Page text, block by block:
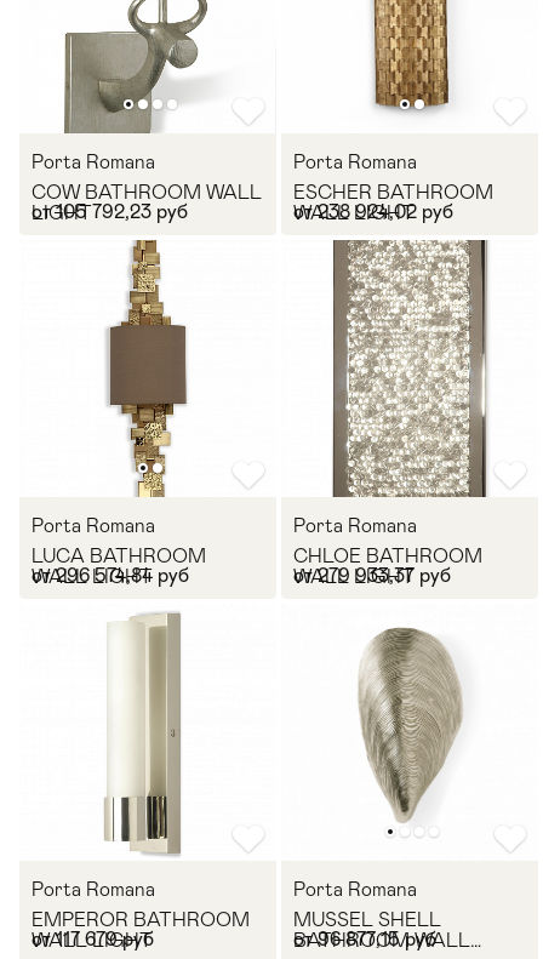
Porta Romana
COW BATHROOM WALL
LIGHT
от 105 792,23 руб
Porta Romana
ESCHER BATHROOM
WALL LIGHT
от 238 924,02 руб
Porta Romana
LUCA BATHROOM
WALL LIGHT
от 296 574,84 руб
Porta Romana
CHLOE BATHROOM
WALL LIGHT
от 279 933,37 руб
Porta Romana
EMPEROR BATHROOM
WALL LIGHT
от 117 679 руб
Porta Romana
MUSSEL SHELL
BATHROOM WALL
от 96 877,15 руб